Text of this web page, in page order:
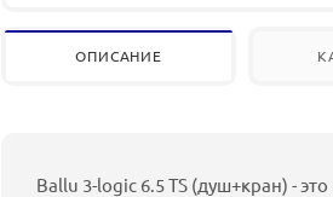
ОПИСАНИЕ
Ballu 3-logic 6.5 TS (душ+кран) -